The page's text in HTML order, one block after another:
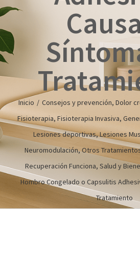
Inicio / Consejos y prevención, Dolor
Fisioterapia, Fisioterapia Invasiva,
Lesiones deportivas,Lesiones
Neuromodulación,Otros
Recuperación Funciona, Salud y
Hombro Congelado o Capsulitis
Tratamiento